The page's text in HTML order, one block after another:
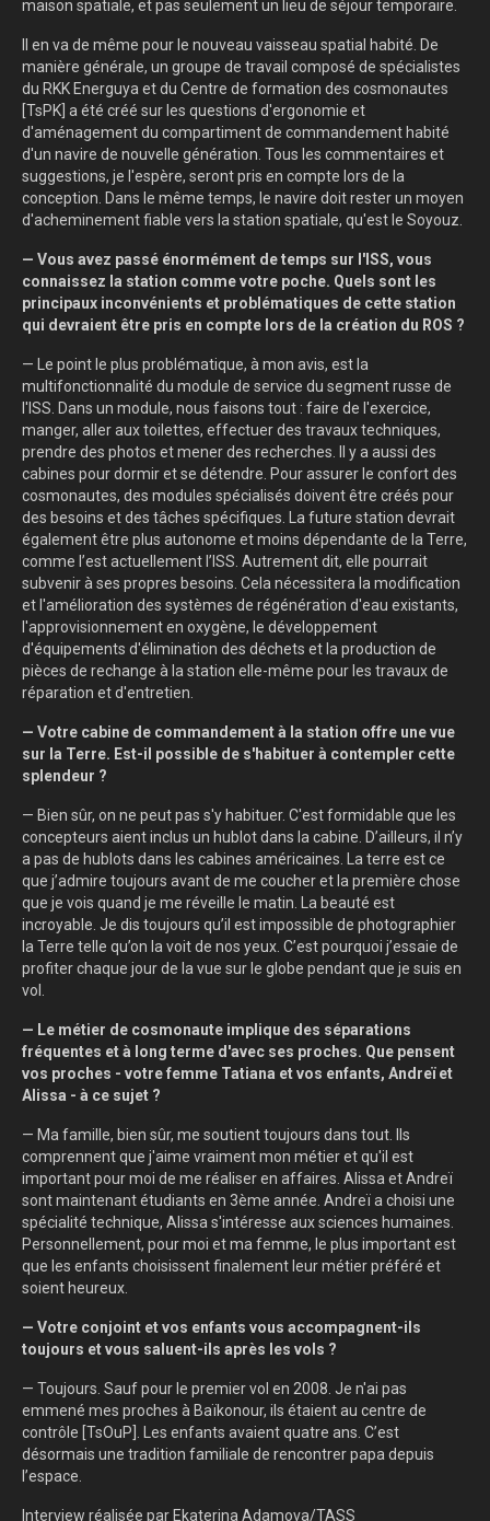
maison spatiale, et pas seulement un lieu de séjour temporaire.
Il en va de même pour le nouveau vaisseau spatial habité. De
manière générale, un groupe de travail composé de spécialistes
du RKK Energuya et du Centre de formation des cosmonautes
[TsPK] a été créé sur les questions d'ergonomie et
d'aménagement du compartiment de commandement habité
d'un navire de nouvelle génération. Tous les commentaires et
suggestions, je l'espère, seront pris en compte lors de la
conception. Dans le même temps, le navire doit rester un moyen
d'acheminement fiable vers la station spatiale, qu'est le Soyouz.
— Vous avez passé énormément de temps sur l'ISS, vous
connaissez la station comme votre poche. Quels sont les
principaux inconvénients et problématiques de cette station
qui devraient être pris en compte lors de la création du ROS ?
— Le point le plus problématique, à mon avis, est la
multifonctionnalité du module de service du segment russe de
l'ISS. Dans un module, nous faisons tout : faire de l'exercice,
manger, aller aux toilettes, effectuer des travaux techniques,
prendre des photos et mener des recherches. Il y a aussi des
cabines pour dormir et se détendre. Pour assurer le confort des
cosmonautes, des modules spécialisés doivent être créés pour
des besoins et des tâches spécifiques. La future station devrait
également être plus autonome et moins dépendante de la Terre,
comme l’est actuellement l’ISS. Autrement dit, elle pourrait
subvenir à ses propres besoins. Cela nécessitera la modification
et l'amélioration des systèmes de régénération d'eau existants,
l'approvisionnement en oxygène, le développement
d'équipements d'élimination des déchets et la production de
pièces de rechange à la station elle-même pour les travaux de
réparation et d'entretien.
— Votre cabine de commandement à la station offre une vue
sur la Terre. Est-il possible de s'habituer à contempler cette
splendeur ?
— Bien sûr, on ne peut pas s'y habituer. C'est formidable que les
concepteurs aient inclus un hublot dans la cabine. D’ailleurs, il n’y
a pas de hublots dans les cabines américaines. La terre est ce
que j’admire toujours avant de me coucher et la première chose
que je vois quand je me réveille le matin. La beauté est
incroyable. Je dis toujours qu’il est impossible de photographier
la Terre telle qu’on la voit de nos yeux. C’est pourquoi j’essaie de
profiter chaque jour de la vue sur le globe pendant que je suis en
vol.
— Le métier de cosmonaute implique des séparations
fréquentes et à long terme d'avec ses proches. Que pensent
vos proches - votre femme Tatiana et vos enfants, Andreï et
Alissa - à ce sujet ?
— Ma famille, bien sûr, me soutient toujours dans tout. Ils
comprennent que j'aime vraiment mon métier et qu'il est
important pour moi de me réaliser en affaires. Alissa et Andreï
sont maintenant étudiants en 3ème année. Andreï a choisi une
spécialité technique, Alissa s'intéresse aux sciences humaines.
Personnellement, pour moi et ma femme, le plus important est
que les enfants choisissent finalement leur métier préféré et
soient heureux.
— Votre conjoint et vos enfants vous accompagnent-ils
toujours et vous saluent-ils après les vols ?
— Toujours. Sauf pour le premier vol en 2008. Je n'ai pas
emmené mes proches à Baïkonour, ils étaient au centre de
contrôle [TsOuP]. Les enfants avaient quatre ans. C’est
désormais une tradition familiale de rencontrer papa depuis
l’espace.
Interview réalisée par Ekaterina Adamova/TASS